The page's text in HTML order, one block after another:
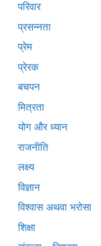
परिवार
प्रसन्नता
प्रेम
प्रेरक
बचपन
मित्रता
योग और ध्यान
राजनीति
लक्ष्य
विज्ञान
विश्वास अथवा भरोसा
शिक्षा